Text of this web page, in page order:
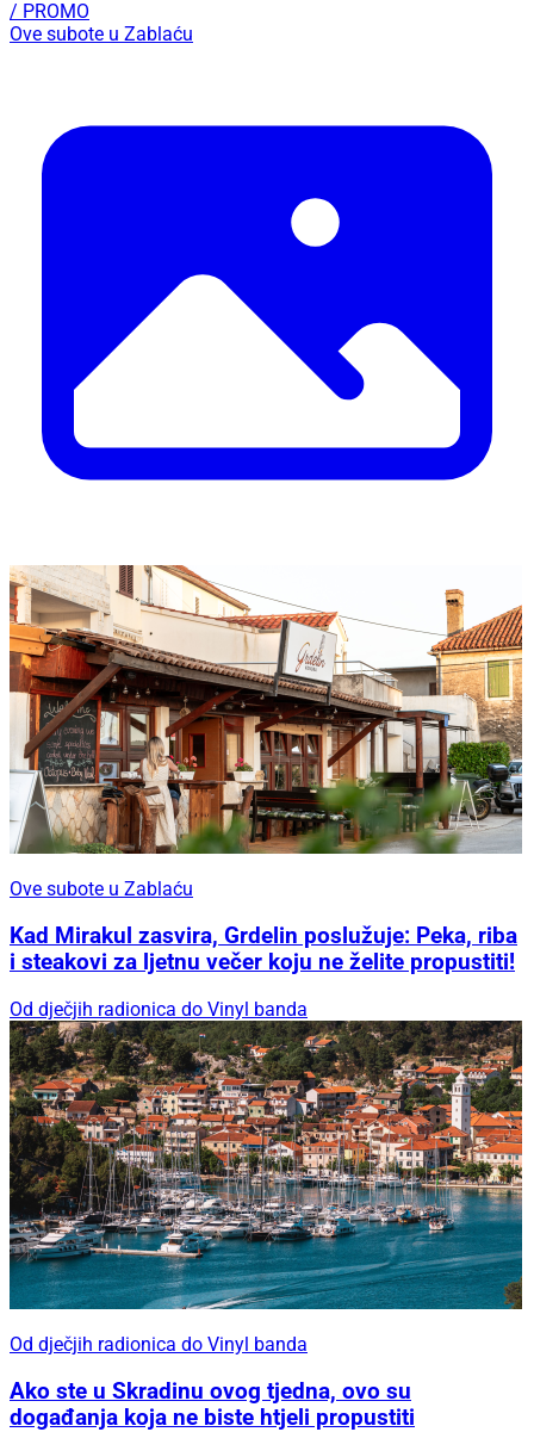
/ PROMO
Ove subote u Zablaću
Ove subote u Zablaću
Kad Mirakul zasvira, Grdelin poslužuje: Peka, riba
i steakovi za ljetnu večer koju ne želite propustiti!
Od dječjih radionica do Vinyl banda
Od dječjih radionica do Vinyl banda
Ako ste u Skradinu ovog tjedna, ovo su
događanja koja ne biste htjeli propustiti